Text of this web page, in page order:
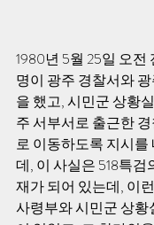
1980년 5월 25일 오전
명이 광주 경찰서와
을 했고, 시민군 상황
주 서부서로 출근한
로 이동하도록 지시를
데, 이 사실은 518특
재가 되어 있는데, 이
사령부와 시민군 상황